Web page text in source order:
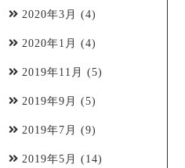
2020年3月 (4)
2020年1月 (4)
2019年11月 (5)
2019年9月 (5)
2019年7月 (9)
2019年5月 (14)